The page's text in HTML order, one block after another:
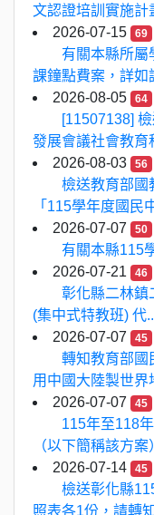
文認證培訓實施計
2026-07-15
69
有關本縣所屬
課鐘點費案，詳如
2026-08-05
64
[11507138]
發展會議社會教育
2026-08-03
56
檢送教育部國
「115學年度國民
2026-07-07
50
有關本縣115
2026-07-21
46
彰化縣二林鎮
(集中式特教班) 代
2026-07-07
45
轉知教育部國
用中國大陸製世界
2026-07-07
45
115年至118
（以下簡稱該方案
2026-07-14
45
檢送彰化縣
照表各1份，請轉